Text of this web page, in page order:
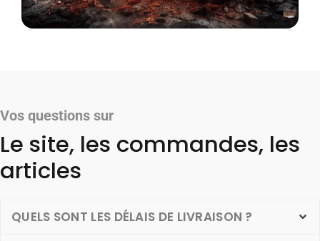
Vos questions sur
Le site, les commandes, les
articles
QUELS SONT LES DÉLAIS DE LIVRAISON ?